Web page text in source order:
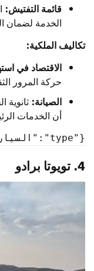
قائمة التفتيش:
الخدمة لضمان
تكاليف الملكية:
الاقتصاد في
حركة المرور
الصيانة:
أن الخدمات
{"type":"السيارات المستعملة المصدر","البيانات":{"id":"2673","brandSlug":"لكزس", "modelSlug":"لكزس lx", "modelName": "لكزس LX", "modelNameAr": "لكزس LX","فرعي":"AE"}}
4. تويوتا برادو